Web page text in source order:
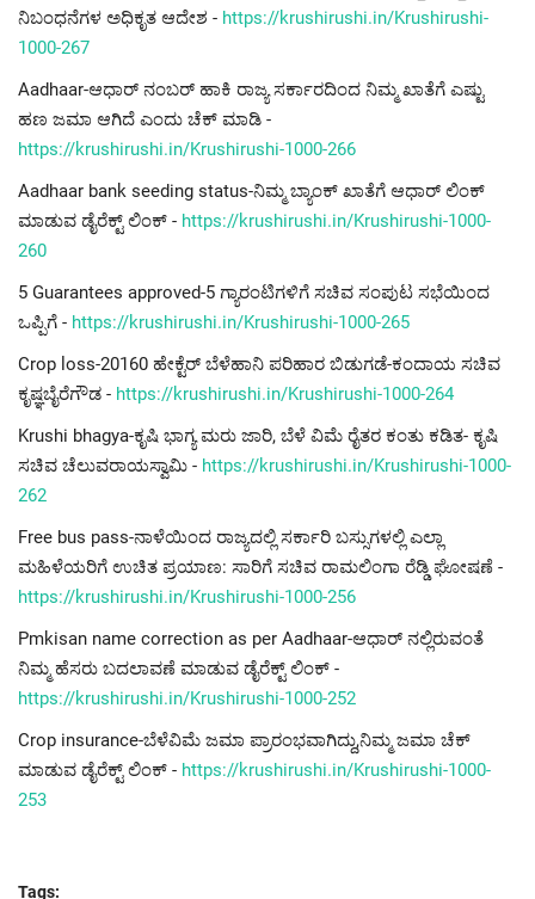
ನಿಬಂಧನೆಗಳ ಅಧಿಕೃತ ಆದೇಶ - https://krushirushi.in/Krushirushi-
1000-267
Aadhaar-ಆಧಾರ್ ನಂಬರ್ ಹಾಕಿ ರಾಜ್ಯ ಸರ್ಕಾರದಿಂದ ನಿಮ್ಮ ಖಾತೆಗೆ ಎಷ್ಟು
ಹಣ ಜಮಾ ಆಗಿದೆ ಎಂದು ಚೆಕ್ ಮಾಡಿ -
https://krushirushi.in/Krushirushi-1000-266
Aadhaar bank seeding status-ನಿಮ್ಮ ಬ್ಯಾಂಕ್ ಖಾತೆಗೆ ಆಧಾರ್ ಲಿಂಕ್
ಮಾಡುವ ಡೈರೆಕ್ಟ್ ಲಿಂಕ್ - https://krushirushi.in/Krushirushi-1000-
260
5 Guarantees approved-5 ಗ್ಯಾರಂಟಿಗಳಿಗೆ ಸಚಿವ ಸಂಪುಟ ಸಭೆಯಿಂದ
ಒಪ್ಪಿಗೆ - https://krushirushi.in/Krushirushi-1000-265
Crop loss-20160 ಹೇಕ್ಟೆರ್ ಬೆಳೆಹಾನಿ ಪರಿಹಾರ ಬಿಡುಗಡೆ-ಕಂದಾಯ ಸಚಿವ
ಕೃಷ್ಞಬೈರೆಗೌಡ - https://krushirushi.in/Krushirushi-1000-264
Krushi bhagya-ಕೃಷಿ ಭಾಗ್ಯ ಮರು ಜಾರಿ, ಬೆಳೆ ವಿಮೆ ರೈತರ ಕಂತು ಕಡಿತ- ಕೃಷಿ
ಸಚಿವ ಚೆಲುವರಾಯಸ್ವಾಮಿ - https://krushirushi.in/Krushirushi-1000-
262
Free bus pass-ನಾಳೆಯಿಂದ ರಾಜ್ಯದಲ್ಲಿ ಸರ್ಕಾರಿ ಬಸ್ಸುಗಳಲ್ಲಿ ಎಲ್ಲಾ
ಮಹಿಳೆಯರಿಗೆ ಉಚಿತ ಪ್ರಯಾಣ: ಸಾರಿಗೆ ಸಚಿವ ರಾಮಲಿಂಗಾ ರೆಡ್ಡಿ ಘೋಷಣೆ -
https://krushirushi.in/Krushirushi-1000-256
Pmkisan name correction as per Aadhaar-ಆಧಾರ್ ನಲ್ಲಿರುವಂತೆ
ನಿಮ್ಮ ಹೆಸರು ಬದಲಾವಣೆ ಮಾಡುವ ಡೈರೆಕ್ಟ್ ಲಿಂಕ್ -
https://krushirushi.in/Krushirushi-1000-252
Crop insurance-ಬೆಳೆವಿಮೆ ಜಮಾ ಪ್ರಾರಂಭವಾಗಿದ್ದು,ನಿಮ್ಮ ಜಮಾ ಚೆಕ್
ಮಾಡುವ ಡೈರೆಕ್ಟ್ ಲಿಂಕ್ - https://krushirushi.in/Krushirushi-1000-
253
Tags: